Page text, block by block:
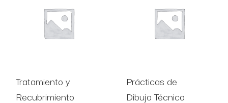
Tratamiento y
Recubrimiento
Prácticas de
Dibujo Técnico